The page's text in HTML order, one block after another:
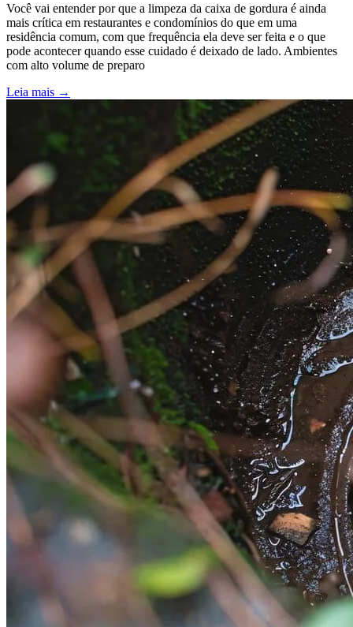
Você vai entender por que a limpeza da caixa de gordura é ainda
mais crítica em restaurantes e condomínios do que em uma
residência comum, com que frequência ela deve ser feita e o que
pode acontecer quando esse cuidado é deixado de lado. Ambientes
com alto volume de preparo
Leia mais →